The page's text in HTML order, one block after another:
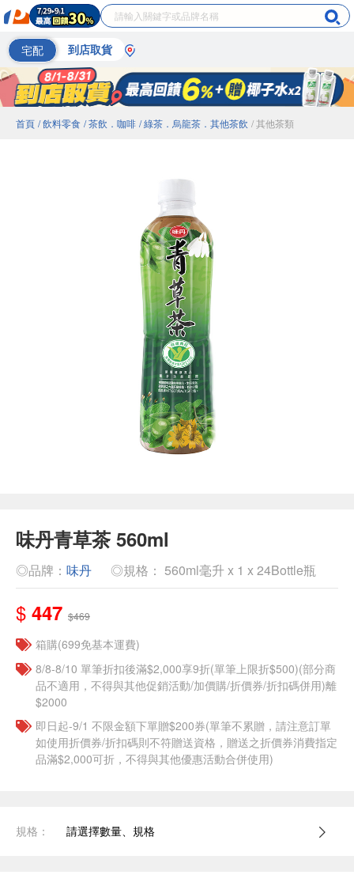
宅配 到店取貨
首頁 / 飲料零食 / 茶飲．咖啡 / 綠茶．烏龍茶．其他茶飲 / 其他茶類
味丹青草茶 560ml
◎品牌： 味丹 ◎規格： 560ml毫升 x 1 x 24Bottle瓶
$ 447 $469
箱購(699免基本運費)
8/8-8/10 單筆折扣後滿$2,000享9折(單筆上限折$500)(部分商
品不適用，不得與其他促銷活動/加價購/折價券/折扣碼併用)離
$2000
即日起-9/1 不限金額下單贈$200券(單筆不累贈，請注意訂單
如使用折價券/折扣碼則不符贈送資格，贈送之折價券消費指定
品滿$2,000可折，不得與其他優惠活動合併使用)
規格： 請選擇數量、規格